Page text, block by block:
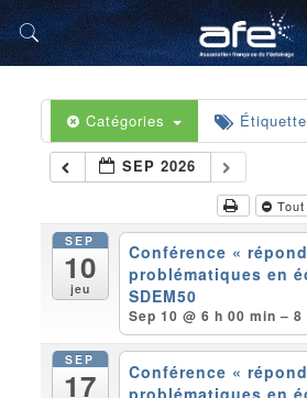
Catégories
SEP 2026
SEP
10
jeu
Conférence «
problématiques en
SDEM50
Sep 10 @ 6 h 00 min –
SEP
17
Conférence «
problématiques en